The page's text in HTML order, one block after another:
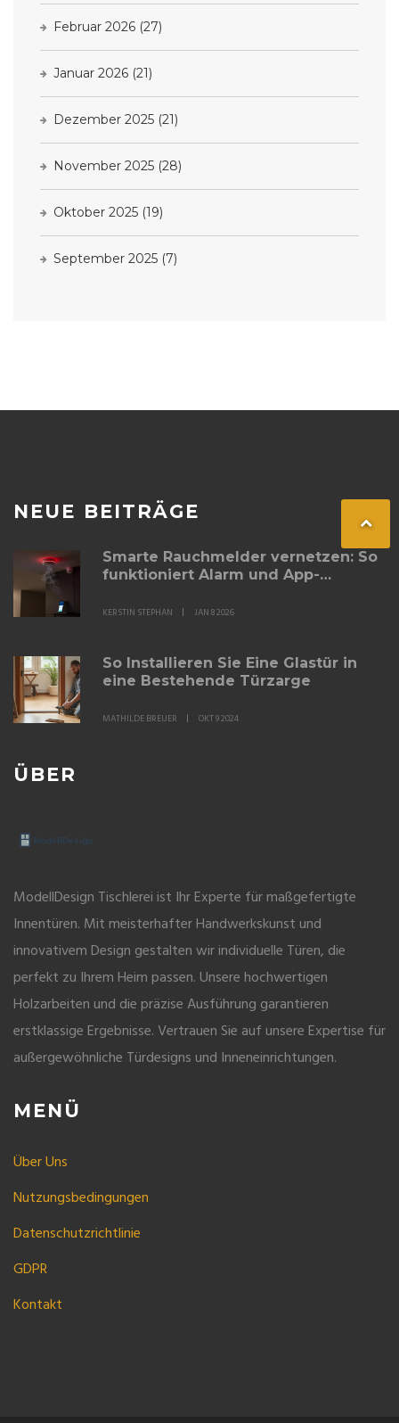
Februar 2026 (27)
Januar 2026 (21)
Dezember 2025 (21)
November 2025 (28)
Oktober 2025 (19)
September 2025 (7)
NEUE BEITRÄGE
Smarte Rauchmelder vernetzen: So
funktioniert Alarm und App-
KERSTIN STEPHAN JAN 8 2026
So Installieren Sie Eine Glastür in
eine Bestehende Türzarge
MATHILDE BREUER OKT 9 2024
ÜBER
ModellDesign Tischlerei ist Ihr Experte für maßgefertigte
Innentüren. Mit meisterhafter Handwerkskunst und
innovativem Design gestalten wir individuelle Türen, die
perfekt zu Ihrem Heim passen. Unsere hochwertigen
Holzarbeiten und die präzise Ausführung garantieren
erstklassige Ergebnisse. Vertrauen Sie auf unsere Expertise für
außergewöhnliche Türdesigns und Inneneinrichtungen.
MENÜ
Über Uns
Nutzungsbedingungen
Datenschutzrichtlinie
GDPR
Kontakt